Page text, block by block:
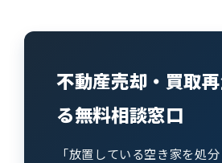
不動産売却・買取
る無料相談窓口
「放置している空き家を処